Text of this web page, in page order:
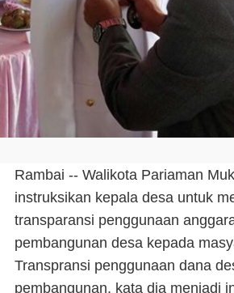
Rambai -- Walikota Pariaman
instruksikan kepala desa untuk
transparansi penggunaan
pembangunan desa kepada
Transpransi penggunaan dana
pembangunan, kata dia menjadi